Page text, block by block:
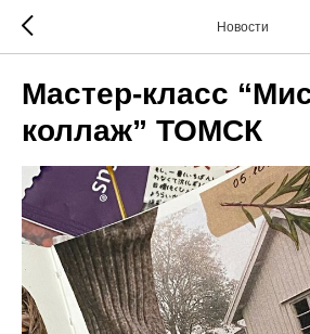
Новости
Мастер-класс
коллаж” ТОМСК